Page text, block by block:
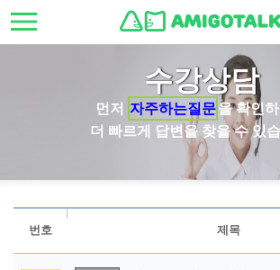
수강상담
먼저 자주하는질문을 확인하
더 빠르게 답변을 찾을 수 있
번호 제목